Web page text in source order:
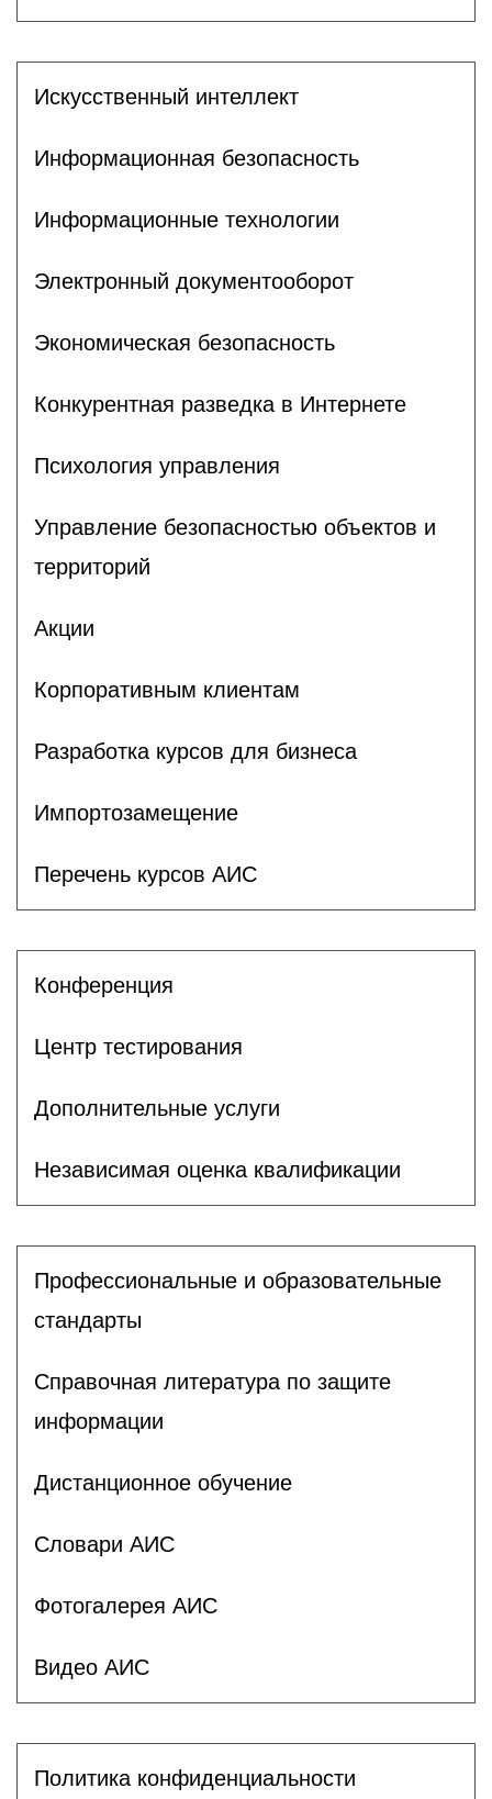
Искусственный интеллект
Информационная безопасность
Информационные технологии
Электронный документооборот
Экономическая безопасность
Конкурентная разведка в Интернете
Психология управления
Управление безопасностью объектов и
территорий
Акции
Корпоративным клиентам
Разработка курсов для бизнеса
Импортозамещение
Перечень курсов АИС
Конференция
Центр тестирования
Дополнительные услуги
Независимая оценка квалификации
Профессиональные и образовательные
стандарты
Справочная литература по защите
информации
Дистанционное обучение
Словари АИС
Фотогалерея АИС
Видео АИС
Политика конфиденциальности